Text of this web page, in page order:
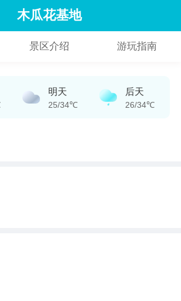
木瓜花基地
景区介绍 游玩指南
明天
25/34℃
后天
26/34℃